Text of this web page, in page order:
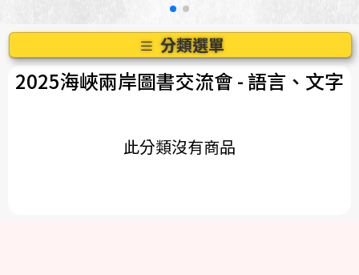
分類選單
2025海峽兩岸圖書交流會 - 語言、文字
此分類沒有商品